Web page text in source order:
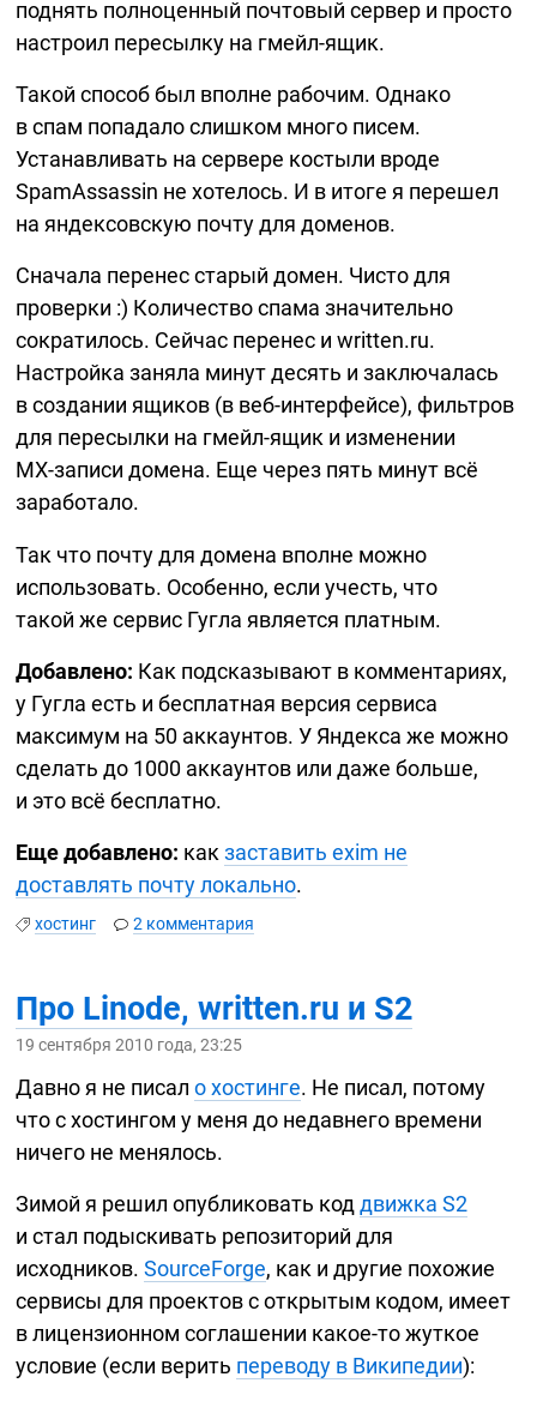
поднять полноценный почтовый сервер и просто
настроил пересылку на гмейл-ящик.
Такой способ был вполне рабочим. Однако
в спам попадало слишком много писем.
Устанавливать на сервере костыли вроде
SpamAssassin не хотелось. И в итоге я перешел
на яндексовскую почту для доменов.
Сначала перенес старый домен. Чисто для
проверки :) Количество спама значительно
сократилось. Сейчас перенес и written.ru.
Настройка заняла минут десять и заключалась
в создании ящиков (в веб-интерфейсе), фильтров
для пересылки на гмейл-ящик и изменении
MX-записи домена. Еще через пять минут всё
заработало.
Так что почту для домена вполне можно
использовать. Особенно, если учесть, что
такой же сервис Гугла является платным.
Добавлено: Как подсказывают в комментариях,
у Гугла есть и бесплатная версия сервиса
максимум на 50 аккаунтов. У Яндекса же можно
сделать до 1000 аккаунтов или даже больше,
и это всё бесплатно.
Еще добавлено: какзаставить exim не
доставлять почту локально.
хостинг 2 комментария
Про Linode, written.ru и S2
19 сентября 2010 года, 23:25
Давно я не писало хостинге. Не писал, потому
что с хостингом у меня до недавнего времени
ничего не менялось.
Зимой я решил опубликовать коддвижка S2
и стал подыскивать репозиторий для
исходников.SourceForge, как и другие похожие
сервисы для проектов с открытым кодом, имеет
в лицензионном соглашении какое-тожуткое
условие (если верить переводу в Википедии):